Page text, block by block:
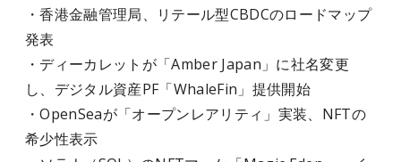
・香港金融管理局、リテール型CBDCのロードマップ
発表
・ディーカレットが「Amber Japan」に社名変更
し、デジタル資産PF「WhaleFin」提供開始
・OpenSeaが「オープンレアリティ」実装、NFTの
希少性表示